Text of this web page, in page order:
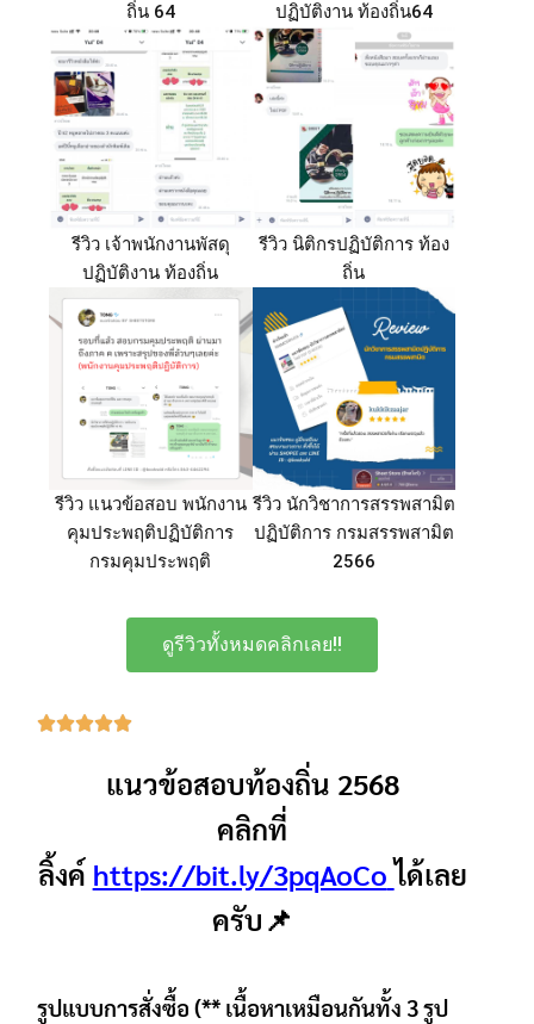
ถิ่น 64
ปฏิบัติงาน ท้องถิ่น64
รีวิว เจ้าพนักงานพัสดุ
ปฏิบัติงาน ท้องถิ่น
รีวิว นิติกรปฏิบัติการ ท้อง
ถิ่น
รีวิว แนวข้อสอบ พนักงาน
คุมประพฤติปฏิบัติการ
กรมคุมประพฤติ
รีวิว นักวิชาการสรรพสามิต
ปฏิบัติการ กรมสรรพสามิต
2566
ดูรีวิวทั้งหมดคลิกเลย!!
แนวข้อสอบท้องถิ่น 2568
คลิกที่
ลิ้งค์ https://bit.ly/3pqAoCo ได้เลย
ครับ📌
รูปแบบการสั่งซื้อ (** เนื้อหาเหมือนกันทั้ง 3 รูป